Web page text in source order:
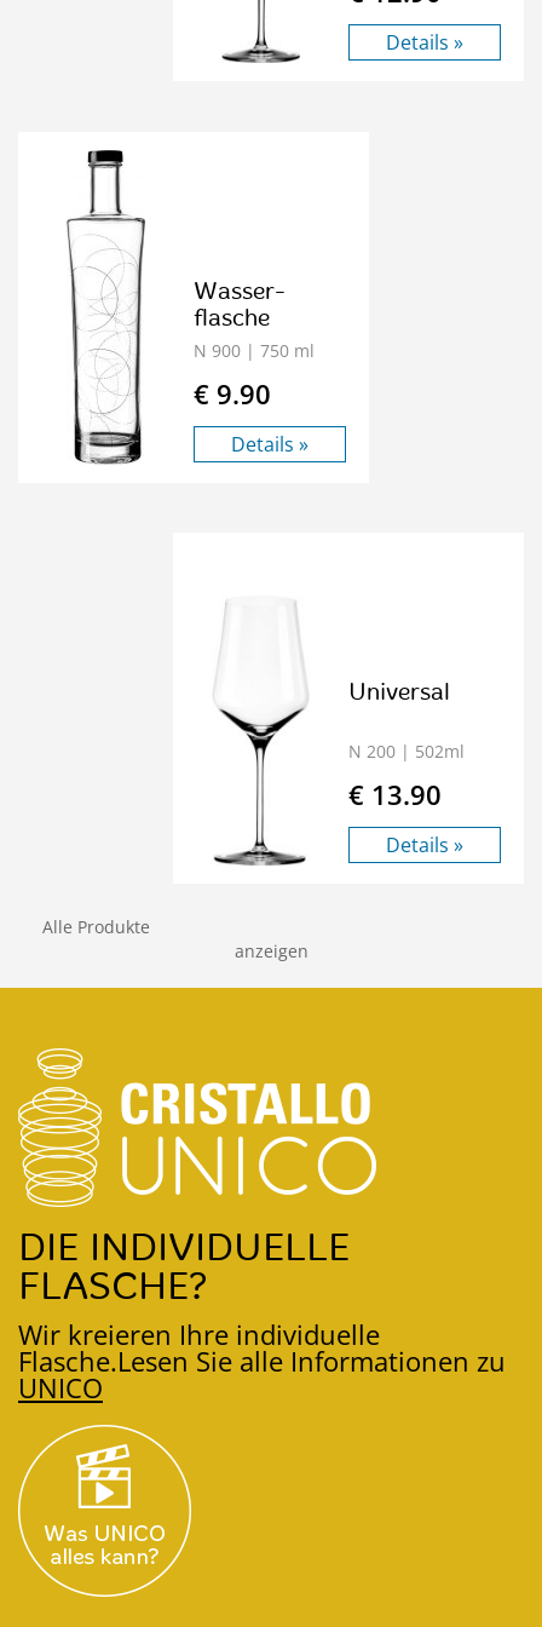
Details »
Wasser-
flasche
N 900 | 750 ml
€ 9.90
Details »
Universal
N 200 | 502ml
€ 13.90
Details »
Alle Produkte
anzeigen
DIE INDIVIDUELLE
FLASCHE?
Wir kreieren Ihre individuelle
Flasche.Lesen Sie alle Informationen zu
UNICO